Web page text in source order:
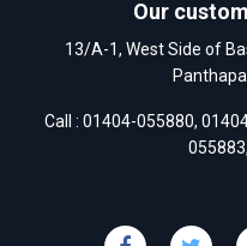
Our
13/A-1, West Side of
Call : 01404-055880,
055883,